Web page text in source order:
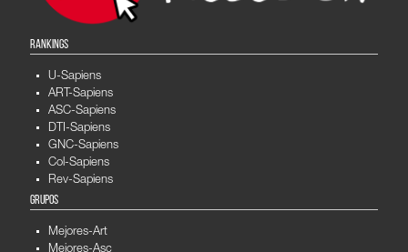
RANKINGS
U-Sapiens
ART-Sapiens
ASC-Sapiens
DTI-Sapiens
GNC-Sapiens
Col-Sapiens
Rev-Sapiens
GRUPOS
Mejores-Art
Mejores-Asc